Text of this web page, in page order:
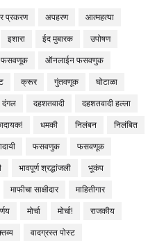
प्रकरण अपहरण
आत्महत्या
इशारा ईद मुबारक
उपोषण
फसवणूक
ऑनलाईन फसवणुक
क्रूर गुंतवणूक
घोटाळा
दंगल दहशतवादी
दहशतवादी हल्ला
धमकी निलंबन
निलंबित
फसवणुक
फसवणूक
भावपूर्ण श्रद्धांजली
भूकंप
माफीचा साक्षीदार
माहितीगार
मोर्चा मोर्चा!
राजकीय
वादग्रस्त पोस्ट